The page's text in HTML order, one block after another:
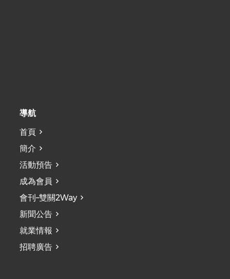
導航
首頁
簡介
活動預告
成為會員
會刊–雙關2Way
新聞公告
就業情報
招聘廣告